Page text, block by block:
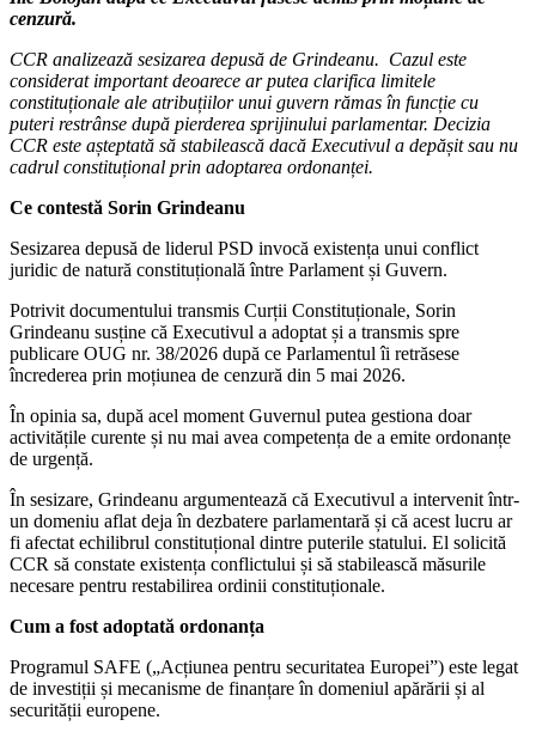
cenzură.
CCR analizează sesizarea depusă de Grindeanu. Cazul este
considerat important deoarece ar putea clarifica limitele
constituționale ale atribuțiilor unui guvern rămas în funcție cu
puteri restrânse după pierderea sprijinului parlamentar. Decizia
CCR este așteptată să stabilească dacă Executivul a depășit sau nu
cadrul constituțional prin adoptarea ordonanței.
Ce contestă Sorin Grindeanu
Sesizarea depusă de liderul PSD invocă existența unui conflict
juridic de natură constituțională între Parlament și Guvern.
Potrivit documentului transmis Curții Constituționale, Sorin
Grindeanu susține că Executivul a adoptat și a transmis spre
publicare OUG nr. 38/2026 după ce Parlamentul îi retrăsese
încrederea prin moțiunea de cenzură din 5 mai 2026.
În opinia sa, după acel moment Guvernul putea gestiona doar
activitățile curente și nu mai avea competența de a emite ordonanțe
de urgență.
În sesizare, Grindeanu argumentează că Executivul a intervenit într-
un domeniu aflat deja în dezbatere parlamentară și că acest lucru ar
fi afectat echilibrul constituțional dintre puterile statului. El solicită
CCR să constate existența conflictului și să stabilească măsurile
necesare pentru restabilirea ordinii constituționale.
Cum a fost adoptată ordonanța
Programul SAFE („Acțiunea pentru securitatea Europei”) este legat
de investiții și mecanisme de finanțare în domeniul apărării și al
securității europene.